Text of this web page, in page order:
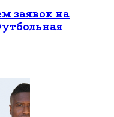
заявок на